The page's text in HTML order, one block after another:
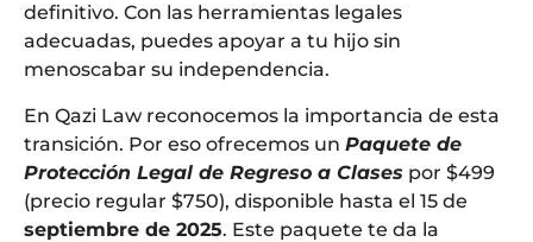
definitivo. Con las herramientas legales
adecuadas, puedes apoyar a tu hijo sin
menoscabar su independencia.
En Qazi Law reconocemos la importancia de esta
transición. Por eso ofrecemos un Paquete de
Protección Legal de Regreso a Clases por $499
(precio regular $750), disponible hasta el 15 de
septiembre de 2025. Este paquete te da la